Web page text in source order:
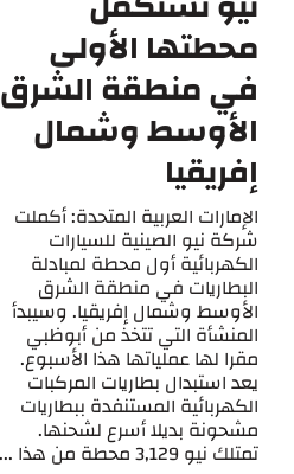
محطتها الأولى
في منطقة الشرق
الأوسط وشمال
إفريقيا
الإمارات العربية المتحدة: أكملت
شركة نيو الصينية للسيارات
الكهربائية أول محطة لمبادلة
البطاريات في منطقة الشرق
الأوسط وشمال إفريقيا. وسيبدأ
المنشأة التي تتخذ من أبوظبي
مقرا لها عملياتها هذا الأسبوع.
يعد استبدال بطاريات المركبات
الكهربائية المستنفدة ببطاريات
مشحونة بديلا أسرع لشحنها.
تمتلك نيو 3,129 محطة من هذا ...